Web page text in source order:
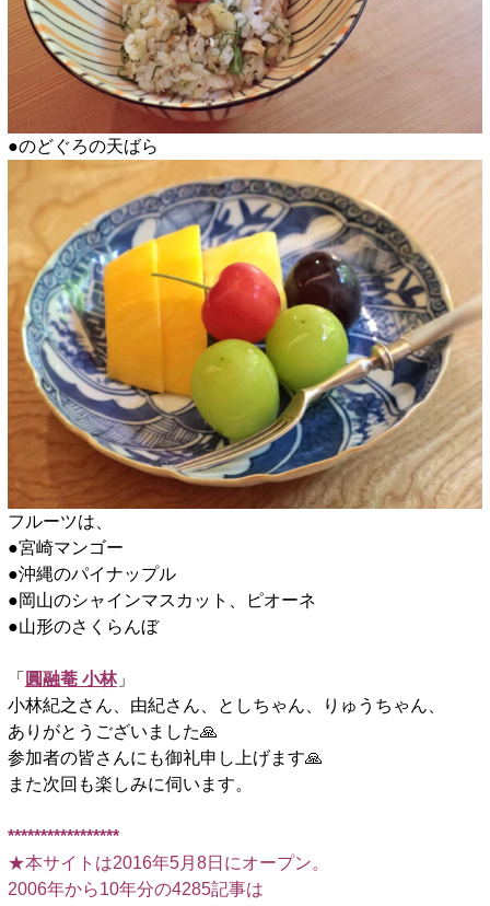
●のどぐろの天ばら
フルーツは、
●宮崎マンゴー
●沖縄のパイナップル
●岡山のシャインマスカット、ピオーネ
●山形のさくらんぼ
「 圓融菴 小林」
小林紀之さん、由紀さん、としちゃん、りゅうちゃん、
ありがとうございました🙏
参加者の皆さんにも御礼申し上げます🙏
また次回も楽しみに伺います。
*****************
★本サイトは2016年5月8日にオープン。
2006年から10年分の4285記事は